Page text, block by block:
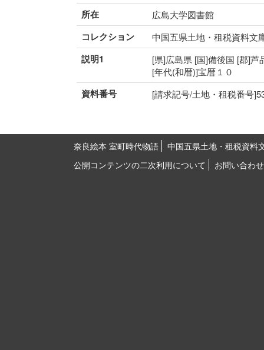
所在 広島大学図書館
コレクション 中国五県土地・租税資料文
説明1
[県]広島県 [国]備後国 [郡]
[年代(和暦)]宝暦１０
資料番号 [請求記号/土地・租税番号
奈良絵本 室町時代物語
中国五県土地・租税資料
公開コンテンツの二次利用について
お問い合わせ